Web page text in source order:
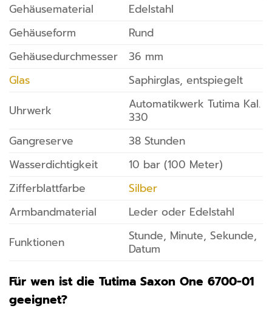
Gehäusematerial
Edelstahl
Gehäuseform
Rund
Gehäusedurchmesser
36 mm
Glas
Saphirglas, entspiegelt
Uhrwerk
Automatikwerk Tutima Kal.
330
Gangreserve
38 Stunden
Wasserdichtigkeit
10 bar (100 Meter)
Zifferblattfarbe
Silber
Armbandmaterial
Leder oder Edelstahl
Funktionen
Stunde, Minute, Sekunde,
Datum
Für wen ist die Tutima Saxon One 6700-01
geeignet?